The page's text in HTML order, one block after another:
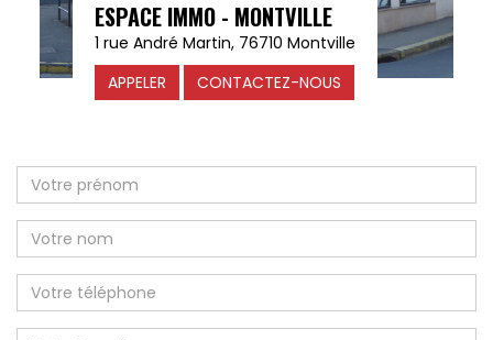
ESPACE IMMO - MONTVILLE
1 rue André Martin, 76710 Montville
APPELER
CONTACTEZ-NOUS